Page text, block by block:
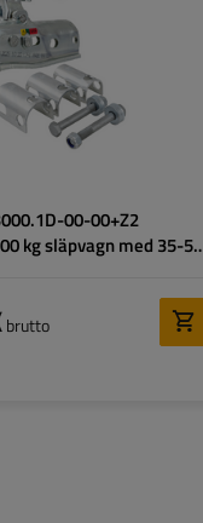
00-00+Z2
kg släpvagn med 35-50
brutto
3000 kg
150 kg